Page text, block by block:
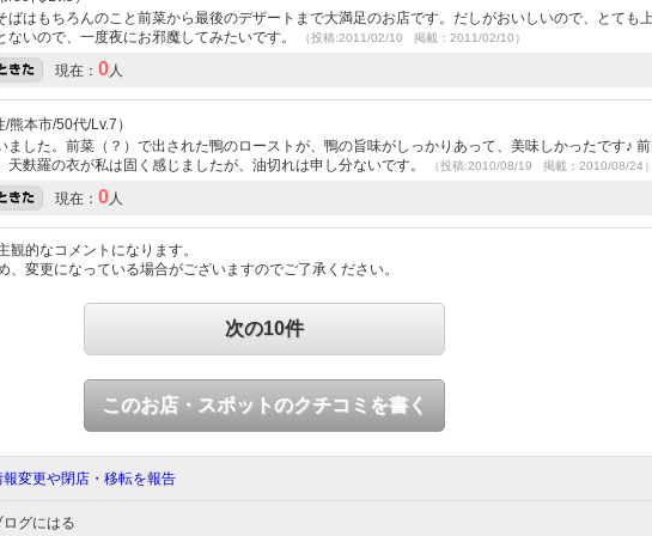
ばはもちろんのこと前菜から最後のデザートまで大満足のお店です。だしがおいしいので、とても
いので、一度夜にお邪魔してみたいです。
（投稿:2011/02/10 掲載：2011/02/10）
現在： 0 人
熊本市/50代/Lv.7）
ました。前菜（？）で出された鴨のローストが、鴨の旨味がしっかりあって、美味しかったです♪
天麩羅の衣が私は固く感じましたが、油切れは申し分ないです。
（投稿:2010/08/19 掲載：2010/08/24）
現在： 0 人
的なコメントになります。
、変更になっている場合がございますのでご了承ください。
次の10件
このお店・スポットのクチコミを書く
変更や閉店・移転を報告
グにはる